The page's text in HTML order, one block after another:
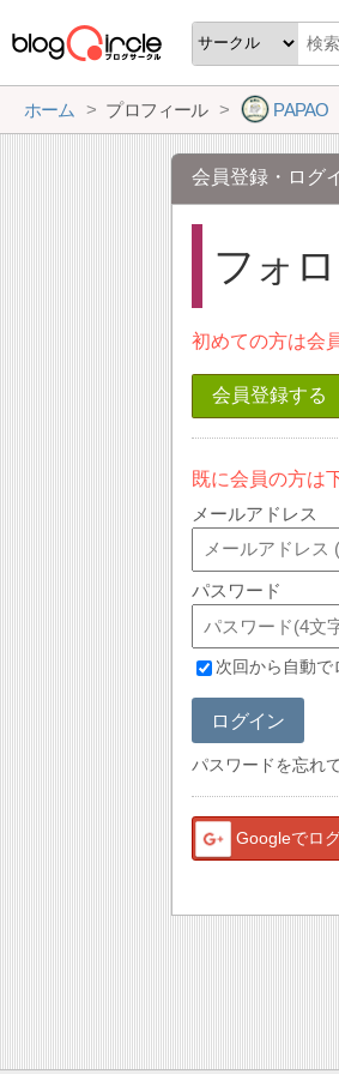
ホーム プロフィール PAPAO
会員登録・ログ
フォ
初めての方は会
会員登録する
既に会員の方は
メールアドレス
パスワード
次回から自動で
ログイン
パスワードを忘れ
Googleでロ